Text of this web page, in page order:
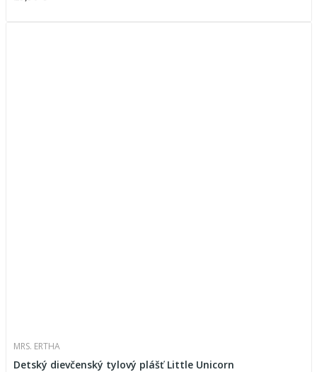
MRS. ERTHA
Detský dievčenský tylový plášť Little Unicorn